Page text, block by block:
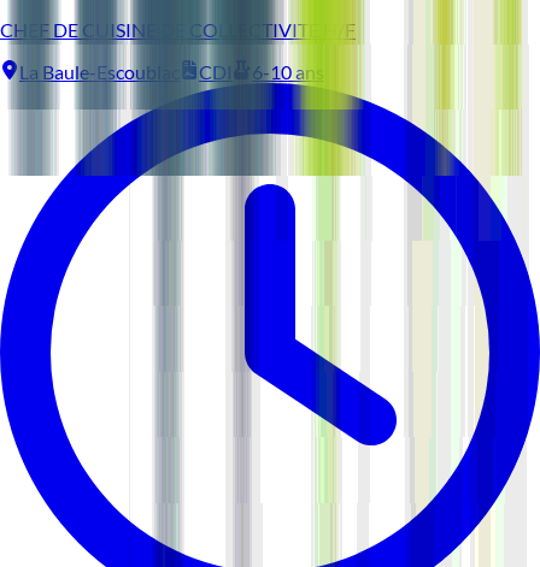
CHEF DE CUISINE DE COLLECTIVITE H/F
La Baule-Escoublac
CDI 6-10 ans